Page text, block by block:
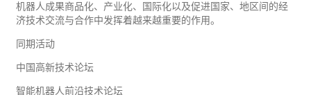
机器人成果商品化、产业化、国际化以及促进国家、地区间的经
济技术交流与合作中发挥着越来越重要的作用。
同期活动
中国高新技术论坛
智能机器人前沿技术论坛